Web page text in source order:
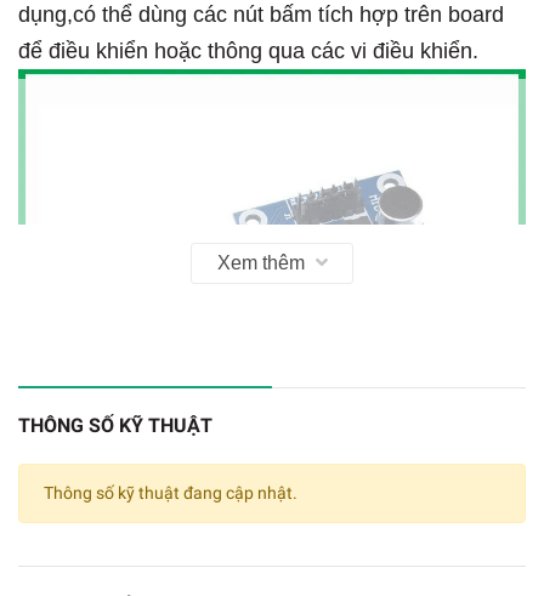
dụng,có thể dùng các nút bấm tích hợp trên board
để điều khiển hoặc thông qua các vi điều khiển.
Xem thêm
THÔNG SỐ KỸ THUẬT
Thông số kỹ thuật đang cập nhật.